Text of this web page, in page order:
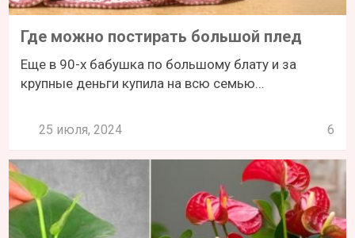
Где можно постирать большой плед
Еще в 90-х бабушка по большому блату и за
крупные деньги купила на всю семью...
25 июля, 2024 6